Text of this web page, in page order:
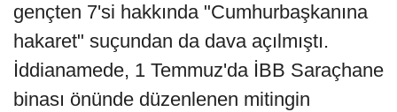
gençten 7'si hakkında "Cumhurbaşkanına
hakaret" suçundan da dava açılmıştı.
İddianamede, 1 Temmuz'da İBB Saraçhane
binası önünde düzenlenen mitingin